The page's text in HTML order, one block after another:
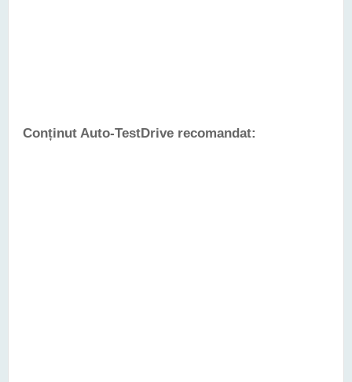
Conținut Auto-TestDrive recomandat: